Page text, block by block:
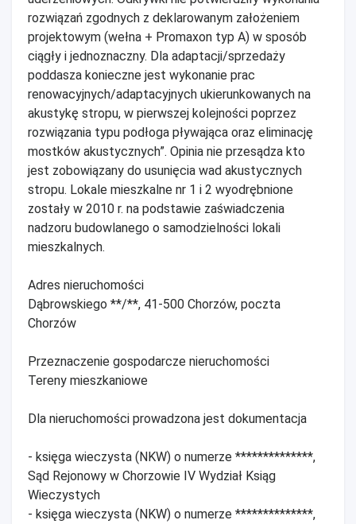
rozwiązań zgodnych z deklarowanym założeniem
projektowym (wełna + Promaxon typ A) w sposób
ciągły i jednoznaczny. Dla adaptacji/sprzedaży
poddasza konieczne jest wykonanie prac
renowacyjnych/adaptacyjnych ukierunkowanych na
akustykę stropu, w pierwszej kolejności poprzez
rozwiązania typu podłoga pływająca oraz eliminację
mostków akustycznych”. Opinia nie przesądza kto
jest zobowiązany do usunięcia wad akustycznych
stropu. Lokale mieszkalne nr 1 i 2 wyodrębnione
zostały w 2010 r. na podstawie zaświadczenia
nadzoru budowlanego o samodzielności lokali
mieszkalnych.
Adres nieruchomości
Dąbrowskiego **/**, 41-500 Chorzów, poczta
Chorzów
Przeznaczenie gospodarcze nieruchomości
Tereny mieszkaniowe
Dla nieruchomości prowadzona jest dokumentacja
- księga wieczysta (NKW) o numerze **************,
Sąd Rejonowy w Chorzowie IV Wydział Ksiąg
Wieczystych
- księga wieczysta (NKW) o numerze **************,